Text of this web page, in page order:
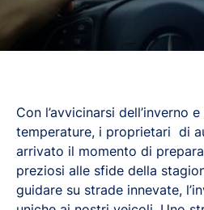
Con l’avvicinarsi dell’inverno
temperature, i proprietari di
arrivato il momento di
preziosi alle sfide della
guidare su strade innevate,